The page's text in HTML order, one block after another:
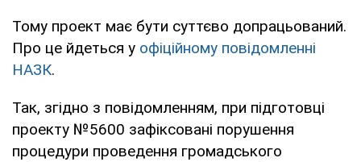
Тому проект має бути суттєво допрацьований.
Про це йдеться у офіційному повідомленні
НАЗК.
Так, згідно з повідомленням, при підготовці
проекту №5600 зафіксовані порушення
процедури проведення громадського